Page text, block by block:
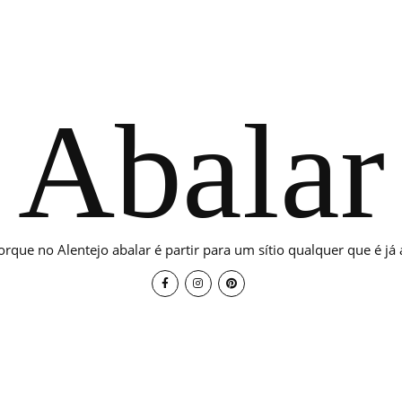
Abalar
no Alentejo abalar é partir para um sítio qualquer que é já